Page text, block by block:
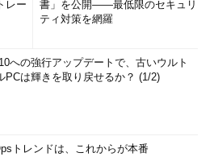
レー
書」を公開――最低限のセキュリ
ティ対策を網羅
への強行アップデートで、古いウルト
PCは輝きを取り戻せるか？ (1/2)
トレンドは、これからが本番